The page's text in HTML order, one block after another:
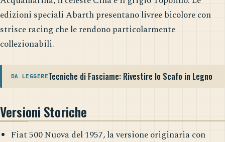
edizioni speciali Abarth presentano livree bicolore con
strisce racing che le rendono particolarmente
collezionabili.
DA LEGGERETecniche di Fasciame: Rivestire lo Scafo in Legno
Versioni Storiche
Fiat 500 Nuova del 1957, la versione originaria con